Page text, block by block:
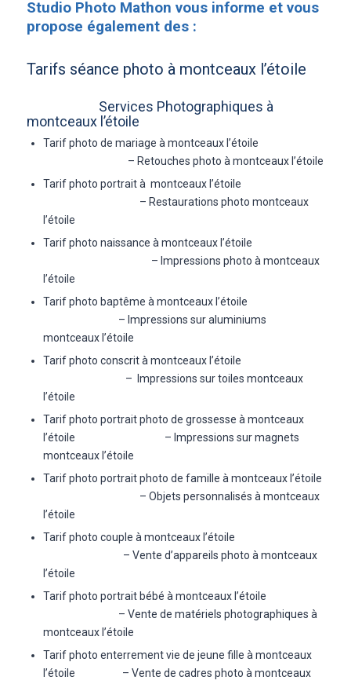
Studio Photo Mathon vous informe et vous
propose également des :
Tarifs séance photo à montceaux l’étoile
Services Photographiques à
montceaux l’étoile
Tarif photo de mariage à montceaux l’étoile
– Retouches photo à montceaux l’étoile
Tarif photo portrait à montceaux l’étoile
– Restaurations photo montceaux
l’étoile
Tarif photo naissance à montceaux l’étoile
– Impressions photo à montceaux
l’étoile
Tarif photo baptême à montceaux l’étoile
– Impressions sur aluminiums
montceaux l’étoile
Tarif photo conscrit à montceaux l’étoile
– Impressions sur toiles montceaux
l’étoile
Tarif photo portrait photo de grossesse à montceaux
l’étoile – Impressions sur magnets
montceaux l’étoile
Tarif photo portrait photo de famille à montceaux l’étoile
– Objets personnalisés à montceaux
l’étoile
Tarif photo couple à montceaux l’étoile
– Vente d’appareils photo à montceaux
l’étoile
Tarif photo portrait bébé à montceaux l’étoile
– Vente de matériels photographiques à
montceaux l’étoile
Tarif photo enterrement vie de jeune fille à montceaux
l’étoile – Vente de cadres photo à montceaux